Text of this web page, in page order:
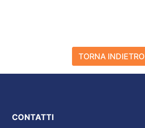
TORNA INDIETRO
CONTATTI